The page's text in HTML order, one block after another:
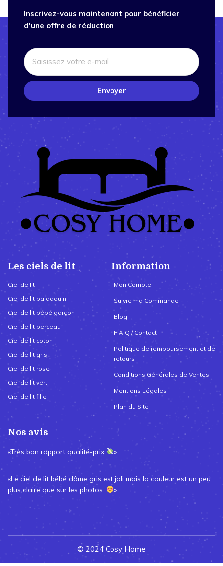
Inscrivez-vous maintenant pour bénéficier
d'une offre de réduction
Envoyer
Les ciels de lit
Ciel de lit
Ciel de lit baldaquin
Ciel de lit bébé garçon
Ciel de lit berceau
Ciel de lit coton
Ciel de lit gris
Ciel de lit rose
Ciel de lit vert
Ciel de lit fille
Information
Mon Compte
Suivre ma Commande
Blog
F.A.Q / Contact
Politique de remboursement et de
retours
Conditions Générales de Ventes
Mentions Légales
Plan du Site
Nos avis
«Très bon rapport qualité-prix »
«Le ciel de lit bébé dôme gris est joli mais la couleur est un peu
plus claire que sur les photos.
»
© 2024 Cosy Home